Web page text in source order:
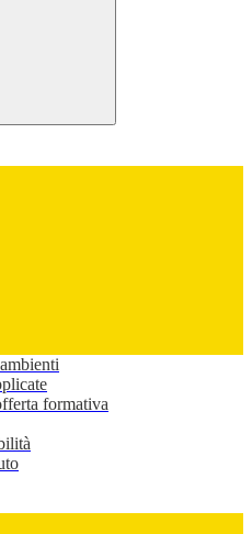
formativa